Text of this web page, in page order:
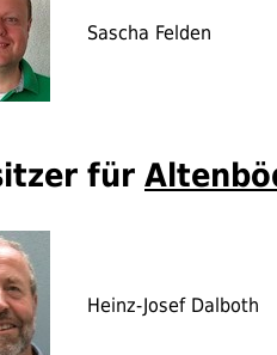
Sascha Felden
für
Heinz-Josef Dalboth